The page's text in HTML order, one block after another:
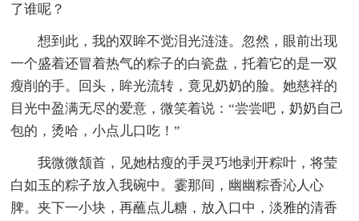
了谁呢？
想到此，我的双眸不觉泪光涟涟。忽然，眼前出现
一个盛着还冒着热气的粽子的白瓷盘，托着它的是一双
瘦削的手。回头，眸光流转，竟见奶奶的脸。她慈祥的
目光中盈满无尽的爱意，微笑着说：“尝尝吧，奶奶自己
包的，烫哈，小点儿口吃！”
我微微颔首，见她枯瘦的手灵巧地剥开粽叶，将莹
白如玉的粽子放入我碗中。霎那间，幽幽粽香沁人心
脾。夹下一小块，再蘸点儿糖，放入口中，淡雅的清香